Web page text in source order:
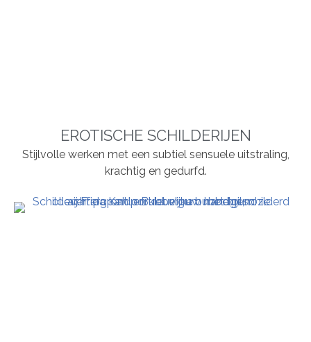
EROTISCHE SCHILDERIJEN
Stijlvolle werken met een subtiel sensuele uitstraling,
krachtig en gedurfd.